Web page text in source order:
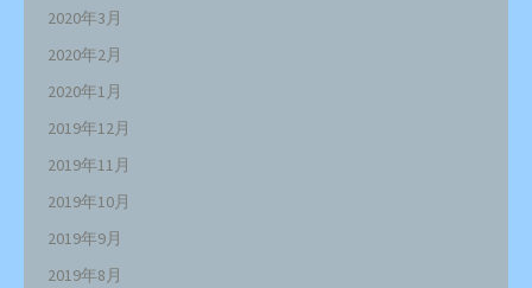
2020年3月
2020年2月
2020年1月
2019年12月
2019年11月
2019年10月
2019年9月
2019年8月